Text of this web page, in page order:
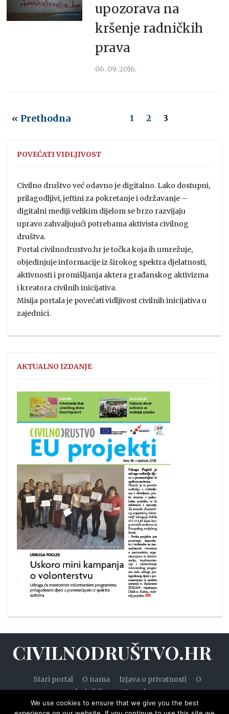
upozorava na
kršenje radničkih
prava
06. 09. 2016.
« Prethodna 1 2 3
POVEĆATI VIDLJIVOST
Civilno društvo već odavno je digitalno. Lako dostupni,
prilagodljivi, jeftini za pokretanje i održavanje –
digitalni mediji velikim dijelom se brzo razvijaju
upravo zahvaljujući potrebama aktivista civilnog
društva.
Portal civilnodrustvo.hr je točka koja ih umrežuje,
objedinjuje informacije iz širokog spektra djelatnosti,
aktivnosti i promišljanja aktera građanskog aktivizma
i kreatora civilnih inicijativa.
Misija portala je povećati vidljivost civilnih inicijativa u
zajednici.
AKTUALNO IZDANJE
CIVILNODRUŠTVO.HR
Stari portal O nama Izjava o privatnosti
O
kolačićima
Kontakt
We use cookies to ensure that we give you the best